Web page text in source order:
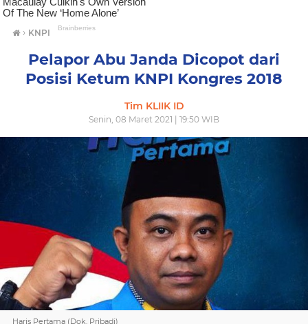
› KNPI
Pelapor Abu Janda Dicopot dari
Posisi Ketum KNPI Kongres 2018
Tim KLIIK ID
Senin, 08 Maret 2021 | 19:50 WIB
Haris Pertama (Dok. Pribadi)